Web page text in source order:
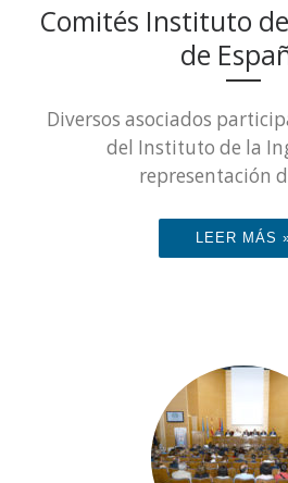
Comités Instituto
de
Diversos asociados
del Instituto de la
representación
LEER MÁS